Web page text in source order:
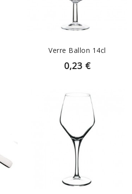
EN SAVOIR PLUS
Verre Ballon 14cl
0,23 €
EN SAVOIR PLUS